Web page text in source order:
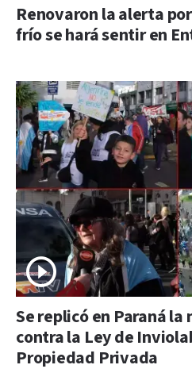
Renovaron la alerta
frío se hará sentir en
Se replicó en Paraná
contra la Ley de
Propiedad Privada